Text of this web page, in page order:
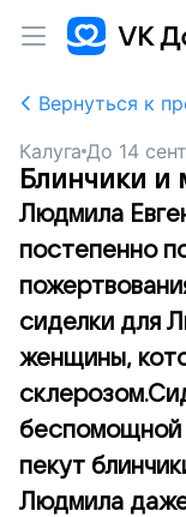
Вернуться к
Калуга До 14
Блинчики
Людмила
постепенно
сиделки для
женщины,
беспомощной
пекут
Людмила